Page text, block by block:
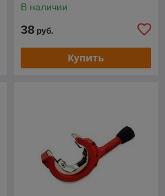
В наличии
38 руб.
Купить